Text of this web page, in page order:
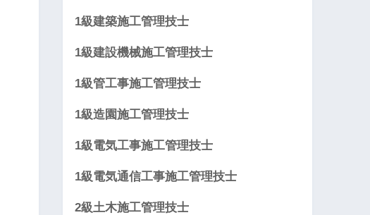
1級建築施工管理技士
1級建設機械施工管理技士
1級管工事施工管理技士
1級造園施工管理技士
1級電気工事施工管理技士
1級電気通信工事施工管理技士
2級土木施工管理技士